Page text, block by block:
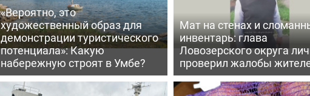
«Вероятно, это
художественный образ для
демонстрации туристического
потенциала»: Какую
набережную строят в Умбе?
Мат на стенах и
инвентарь: глава
Ловозерского округа
проверил жалобы